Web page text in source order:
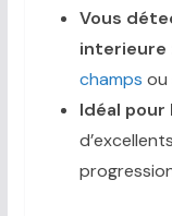
Vous
interieure
champs ou
Idéal